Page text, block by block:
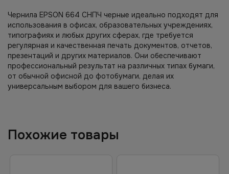
Чернила EPSON 664 СНПЧ черные идеально подходят для
использования в офисах, образовательных учреждениях,
типографиях и любых других сферах, где требуется
регулярная и качественная печать документов, отчетов,
презентаций и других материалов. Они обеспечивают
профессиональный результат на различных типах бумаги,
от обычной офисной до фотобумаги, делая их
универсальным выбором для вашего бизнеса.
Похожие товары